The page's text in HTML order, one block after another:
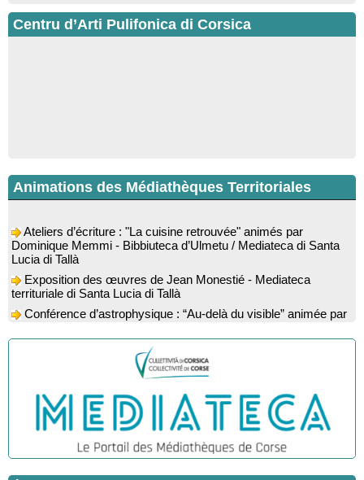
Centru d’Arti Pulifonica di Corsica
Animations des Médiathèques Territoriales
Dominique Memmi - Bibbiuteca d’Ulmetu / Mediateca di Santa
Lucia di Tallà
Exposition des œuvres de Jean Monestié - Mediateca
territuriale di Santa Lucia di Tallà
Conférence d’astrophysique : “Au-delà du visible” animée par
l’astrophysicien Paul Guerrini - Médiathèque - Pitretu è
Exposition des œuvres de Dominique Malberti Morin :
"Racines, peintures acryliques et aquarelles" - Mediateca
territuriale di Santa Lucia di Tallà
Animation : "Petits lecteurs" - Médiathèque - Pitretu è
Bicchisgià
Veillée de contes à la forêt enchantée "U Mondu ditu
mignuleddu" par la Caravane de Conteurs - Currà